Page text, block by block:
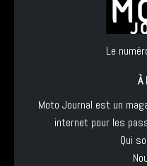
Le
À
Moto Journal est un
internet pour les
Qui